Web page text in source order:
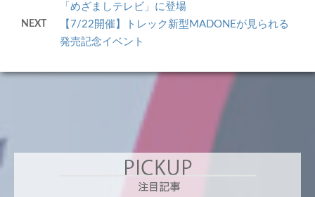
「めざましテレビ」に登場
NEXT
【7/22開催】トレック新型MADONEが見られる
発売記念イベント